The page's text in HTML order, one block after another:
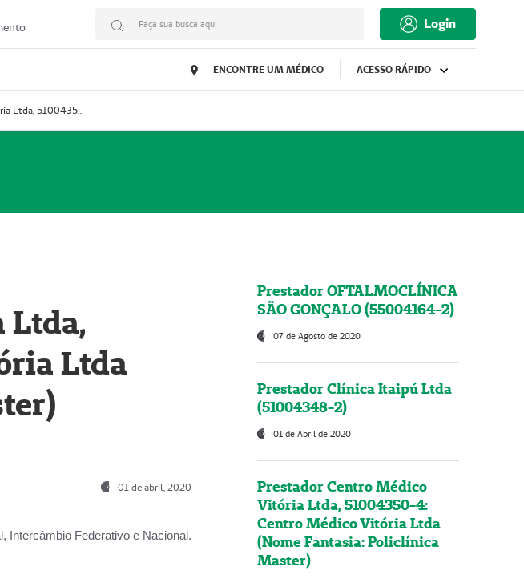
Faça sua busca aqui Login
ENCONTRE UM MÉDICO ACESSO RÁPIDO
Prestador Centro Médico Vitória Ltda, 51004350-4: Centro Médico Vitória Ltda (Nome Fantasia: Policlínica Master)
Ltda,
Ltda
01 de abril, 2020
Intercâmbio Federativo e Nacional.
Prestador OFTALMOCLÍNICA
SÃO GONÇALO (55004164-2)
07 de Agosto de 2020
Prestador Clínica Itaipú Ltda
(51004348-2)
01 de Abril de 2020
Prestador Centro Médico
Vitória Ltda, 51004350-4:
Centro Médico Vitória Ltda
(Nome Fantasia: Policlínica
Master)